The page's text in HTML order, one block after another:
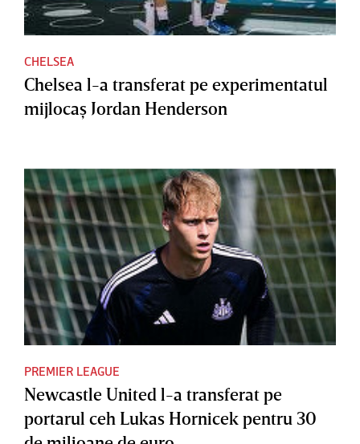
CHELSEA
Chelsea l-a transferat pe experimentatul
mijlocaş Jordan Henderson
PREMIER LEAGUE
Newcastle United l-a transferat pe
portarul ceh Lukas Hornicek pentru 30